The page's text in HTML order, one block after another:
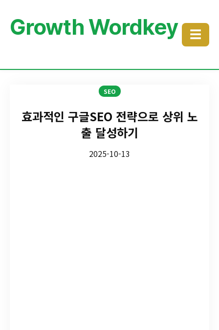
Growth Wordkey ☰
SEO
효과적인 구글SEO 전략으로 상위 노
출 달성하기
2025-10-13